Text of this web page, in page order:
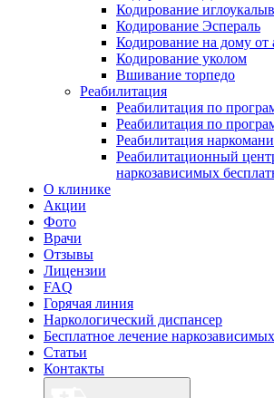
Кодирование
Кодирование Эспераль
Кодирование на дому от
Кодирование уколом
Вшивание торпедо
Реабилитация
Реабилитация по
Реабилитация по
Реабилитация
Реабилитационный
наркозависимых
О клинике
Акции
Фото
Врачи
Отзывы
Лицензии
FAQ
Горячая линия
Наркологический диспансер
Бесплатное лечение наркозависимых
Статьи
Контакты